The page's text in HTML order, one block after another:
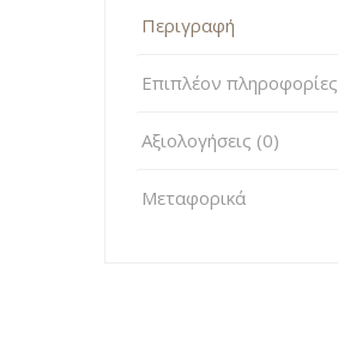
Περιγραφή
Επιπλέον πληροφορίες
Αξιολογήσεις (0)
Μεταφορικά